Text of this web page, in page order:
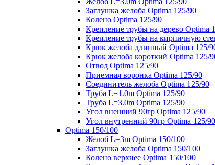
Заглушка желоба Optima 125/90
Колено Optima 125/90
Крепление трубы на дерево Optima
Крепление трубы на кирпичную
Крюк желоба длинный Optima 125/
Крюк желоба короткий Optima 125/
Отвод Optima 125/90
Приемная воронка Optima 125/90
Соединитель желоба Optima 125/90
Труба L=1.0m Optima 125/90
Труба L=3.0m Optima 125/90
Угол внешний 90гр Optima 125/90
Угол внутренний 90гр Optima 125/90
Optima 150/100
Желоб L=3m Optima 150/100
Заглушка желоба Optima 150/100
Колено верхнее Optima 150/100